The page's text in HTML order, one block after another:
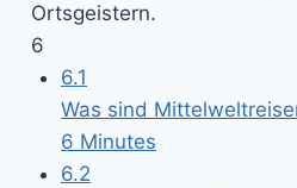
Ortsgeistern.
6
6.1
Was sind
6 Minutes
6.2